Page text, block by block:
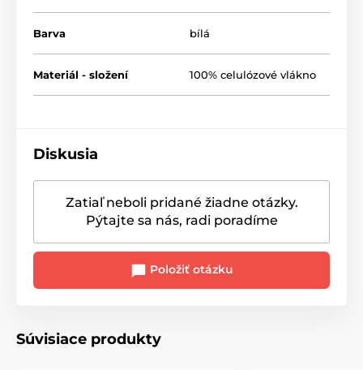
Barva bílá
Materiál - složení 100% celulózové vlákno
Diskusia
Zatiaľ neboli pridané žiadne otázky.
Pýtajte sa nás, radi poradíme
Položiť otázku
Súvisiace produkty